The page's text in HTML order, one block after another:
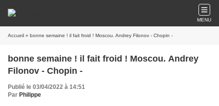
MENU
Accueil » bonne semaine ! il fait froid ! Moscou. Andrey Filonov - Chopin -
bonne semaine ! il fait froid ! Moscou. Andrey
Filonov - Chopin -
Publié le 03/04/2022 à 14:51
Par Philippe